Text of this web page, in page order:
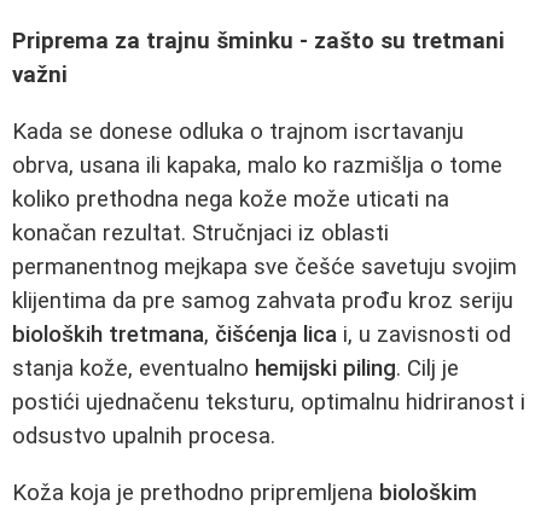
Priprema za trajnu šminku - zašto su tretmani
važni
Kada se donese odluka o trajnom iscrtavanju
obrva, usana ili kapaka, malo ko razmišlja o tome
koliko prethodna nega kože može uticati na
konačan rezultat. Stručnjaci iz oblasti
permanentnog mejkapa sve češće savetuju svojim
klijentima da pre samog zahvata prođu kroz seriju
bioloških tretmana, čišćenja lica i, u zavisnosti od
stanja kože, eventualno hemijski piling. Cilj je
postići ujednačenu teksturu, optimalnu hidriranost i
odsustvo upalnih procesa.
Koža koja je prethodno pripremljena biološkim